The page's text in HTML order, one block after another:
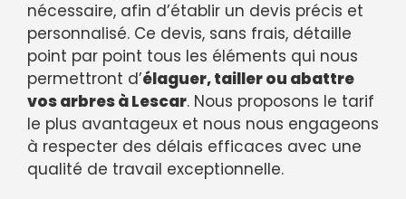
nécessaire, afin d’établir un devis précis et
personnalisé. Ce devis, sans frais, détaille
point par point tous les éléments qui nous
permettront d’élaguer, tailler ou abattre
vos arbres à Lescar. Nous proposons le tarif
le plus avantageux et nous nous engageons
à respecter des délais efficaces avec une
qualité de travail exceptionnelle.